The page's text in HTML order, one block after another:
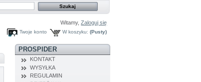
Witamy,Zaloguj się
W koszyku: (Pusty)
Twoje konto
PROSPIDER
KONTAKT
WYSYŁKA
REGULAMIN